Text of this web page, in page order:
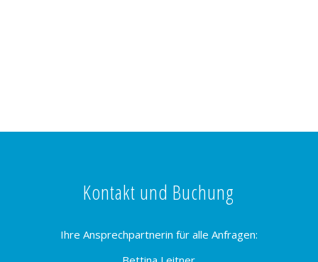
Kontakt und Buchung
Ihre Ansprechpartnerin für alle Anfragen: